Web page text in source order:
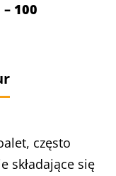
100
często
składające się